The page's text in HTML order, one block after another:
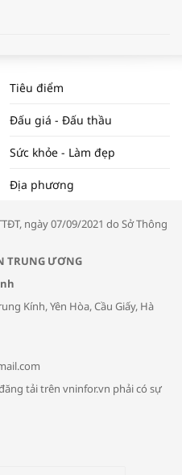
2024 VÀ NĂM 2025 | NHỊP
#62
“Xúc tiến thương mại: Khơi
cách phòng tránh bệnh
hấp trong thời tiết giao mùa
cho em
Tiêu điểm
Đấu giá - Đấu thầu
Sức khỏe - Làm đẹp
Địa phương
ngày 07/09/2021 do Sở Thông
TRUNG ƯƠNG
Kính, Yên Hòa, Cầu Giấy, Hà
tải trên vninfor.vn phải có sự